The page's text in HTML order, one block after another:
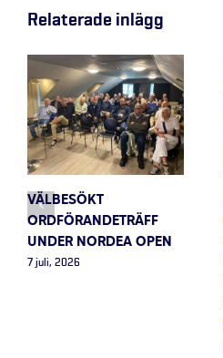
Relaterade inlägg
VÄLBESÖKT
ORDFÖRANDETRÄFF
UNDER NORDEA OPEN
7 juli, 2026